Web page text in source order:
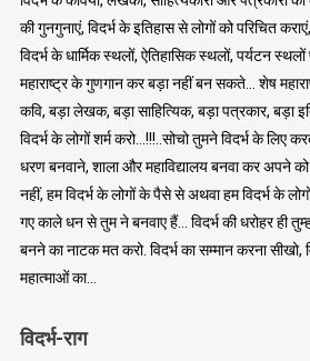
की गुनगुनाएं, विदर्भ के इतिहास से लोगों को परिचित
विदर्भ के धार्मिक स्थलों, ऐतिहासिक स्थलों, पर्यटन
महाराष्ट्र के गुणगान कर बड़ा नहीं बन सकते… शेष
कवि, बड़ा लेखक, बड़ा साहित्यिक, बड़ा पत्रकार, बड़ा
विदर्भ के लोगों शर्म करो…!!!..सोचो तुमने विदर्भ के लिए
धरण बनवाने, शाला और महाविद्यालय बनवा कर अपने
नहीं, हम विदर्भ के लोगों के पैसे से अथवा हम विदर्भ के
गए काले धन से तुम ने बनवाए हैं… विदर्भ की धरोहर ही
बनने का नाटक मत करो. विदर्भ का सम्मान करना
महात्माओं का…
विदर्भ-राग